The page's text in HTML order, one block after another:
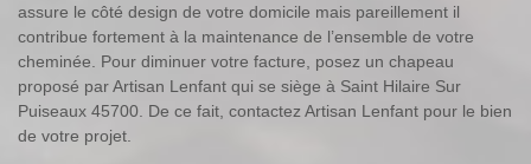
assure le côté design de votre domicile mais pareillement il
contribue fortement à la maintenance de l’ensemble de votre
cheminée. Pour diminuer votre facture, posez un chapeau
proposé par Artisan Lenfant qui se siège à Saint Hilaire Sur
Puiseaux 45700. De ce fait, contactez Artisan Lenfant pour le bien
de votre projet.